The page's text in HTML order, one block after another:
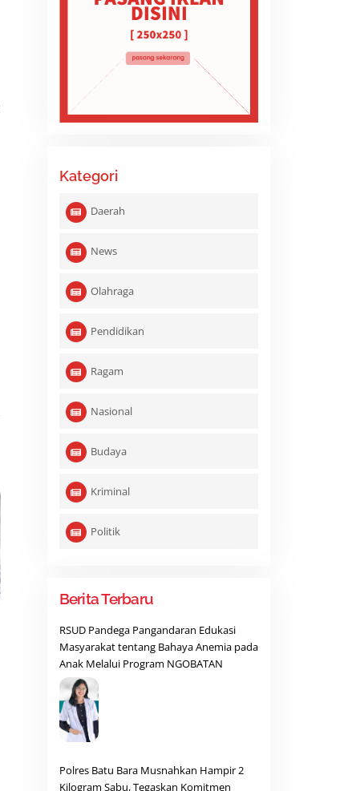
Kategori
Daerah
News
Olahraga
Pendidikan
Ragam
Nasional
Budaya
Kriminal
Politik
Berita Terbaru
RSUD Pandega Pangandaran Edukasi
Masyarakat tentang Bahaya Anemia pada
Anak Melalui Program NGOBATAN
Polres Batu Bara Musnahkan Hampir 2
Kilogram Sabu, Tegaskan Komitmen